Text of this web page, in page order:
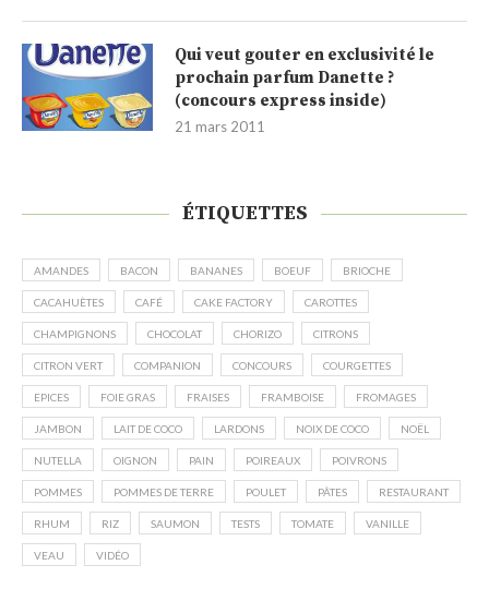
Qui veut gouter en exclusivité le
prochain parfum Danette ?
(concours express inside)
21 mars 2011
ÉTIQUETTES
AMANDES BACON BANANES BOEUF BRIOCHE
CACAHUÈTES CAFÉ CAKE FACTORY CAROTTES
CHAMPIGNONS CHOCOLAT CHORIZO CITRONS
CITRON VERT COMPANION CONCOURS COURGETTES
EPICES FOIE GRAS FRAISES FRAMBOISE FROMAGES
JAMBON LAIT DE COCO LARDONS NOIX DE COCO NOËL
NUTELLA OIGNON PAIN POIREAUX POIVRONS
POMMES POMMES DE TERRE POULET PÂTES RESTAURANT
RHUM RIZ SAUMON TESTS TOMATE VANILLE
VEAU VIDÉO